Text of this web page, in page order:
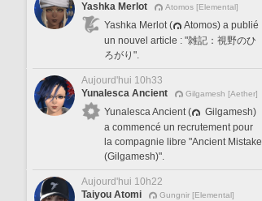
Yashka Merlot
Atomos [Elemental]
Yashka Merlot (
Atomos) a publié
un nouvel article : "雑記：視野のひ
ろがり".
Aujourd'hui 10h33
Yunalesca Ancient
Gilgamesh [Aether]
Yunalesca Ancient (
Gilgamesh)
a commencé un recrutement pour
la compagnie libre "Ancient Mistake
(Gilgamesh)".
Aujourd'hui 10h22
Taiyou Atomi
Gungnir [Elemental]